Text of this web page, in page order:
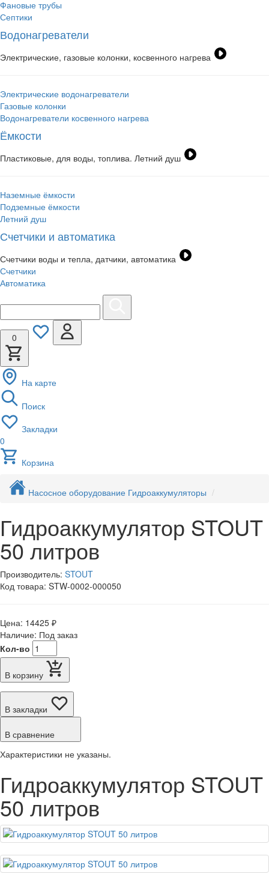
Фановые трубы
Септики
Водонагреватели
Электрические, газовые колонки, косвенного нагрева
Электрические водонагреватели
Газовые колонки
Водонагреватели косвенного нагрева
Ёмкости
Пластиковые, для воды, топлива. Летний душ
Наземные ёмкости
Подземные ёмкости
Летний душ
Счетчики и автоматика
Счетчики воды и тепла, датчики, автоматика
Счетчики
Автоматика
0
На карте
Поиск
Закладки
0
Корзина
Насосное оборудование Гидроаккумуляторы
Гидроаккумулятор STOUT
50 литров
Производитель: STOUT
Код товара: STW-0002-000050
Цена: 14425 ₽
Наличие: Под заказ
Кол-во
В корзину
В закладки
В сравнение
Характеристики не указаны.
Гидроаккумулятор STOUT
50 литров